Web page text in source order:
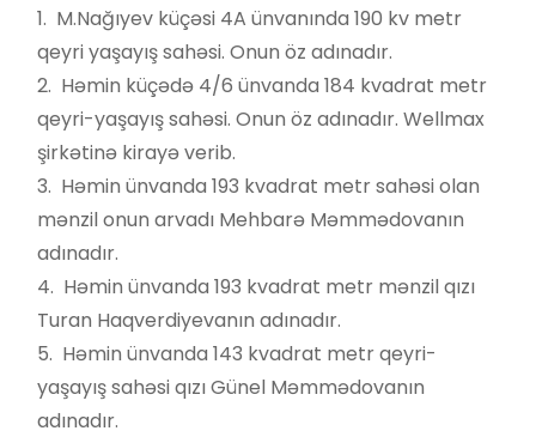
1. M.Nağıyev küçəsi 4A ünvanında 190 kv metr
qeyri yaşayış sahəsi. Onun öz adınadır.
2. Həmin küçədə 4/6 ünvanda 184 kvadrat metr
qeyri-yaşayış sahəsi. Onun öz adınadır. Wellmax
şirkətinə kirayə verib.
3. Həmin ünvanda 193 kvadrat metr sahəsi olan
mənzil onun arvadı Mehbarə Məmmədovanın
adınadır.
4. Həmin ünvanda 193 kvadrat metr mənzil qızı
Turan Haqverdiyevanın adınadır.
5. Həmin ünvanda 143 kvadrat metr qeyri-
yaşayış sahəsi qızı Günel Məmmədovanın
adınadır.